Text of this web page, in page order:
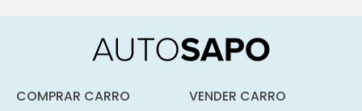
COMPRAR CARRO VENDER CARRO